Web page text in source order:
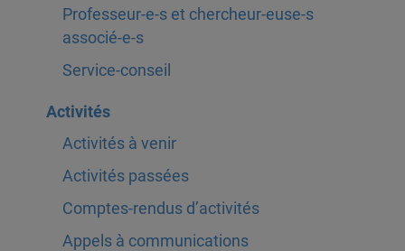
Professeur-e-s et chercheur-euse-s
associé-e-s
Service-conseil
Activités
Activités à venir
Activités passées
Comptes-rendus d’activités
Appels à communications